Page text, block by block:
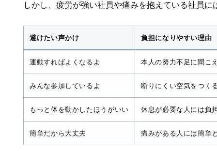
しかし、疲労が強い社員や痛みを抱えている社員
避けたい声かけ 負担になりやすい理由
運動すればよくなるよ 本人の努力不足に聞こ
みんな参加しているよ 断りにくい空気をつく
もっと体を動かしたほうがいい 休息が必要な人には負
簡単だから大丈夫 痛みがある人には簡単